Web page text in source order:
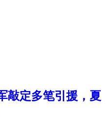
敲定多笔引援，夏